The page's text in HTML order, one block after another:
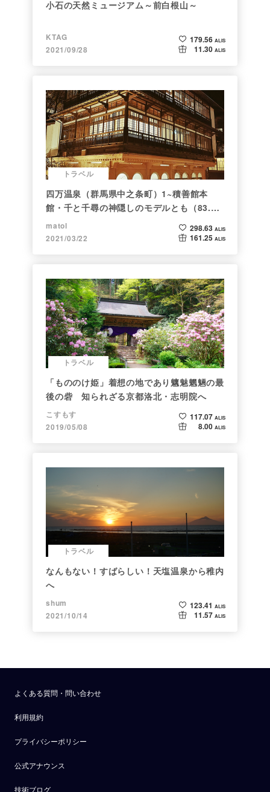
小石の天然ミュージアム～前白根山～
KTAG
2021/09/28
179.56 ALIS
11.30 ALIS
トラベル
四万温泉（群馬県中之条町）1~積善館本
館・千と千尋の神隠しのモデルとも（83.と
らべるショット）
matol
2021/03/22
298.63 ALIS
161.25 ALIS
トラベル
「もののけ姫」着想の地であり魑魅魍魎の最
後の砦 知られざる京都洛北・志明院へ
こすもす
2019/05/08
117.07 ALIS
8.00 ALIS
トラベル
なんもない！すばらしい！天塩温泉から稚内
へ
shum
2021/10/14
123.41 ALIS
11.57 ALIS
よくある質問・問い合わせ
利用規約
プライバシーポリシー
公式アナウンス
技術ブログ